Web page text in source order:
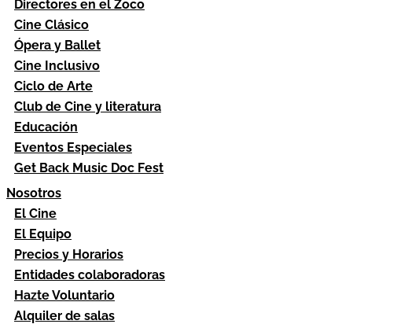
Directores en el Zoco
Cine Clásico
Ópera y Ballet
Cine Inclusivo
Ciclo de Arte
Club de Cine y literatura
Educación
Eventos Especiales
Get Back Music Doc Fest
Nosotros
El Cine
El Equipo
Precios y Horarios
Entidades colaboradoras
Hazte Voluntario
Alquiler de salas